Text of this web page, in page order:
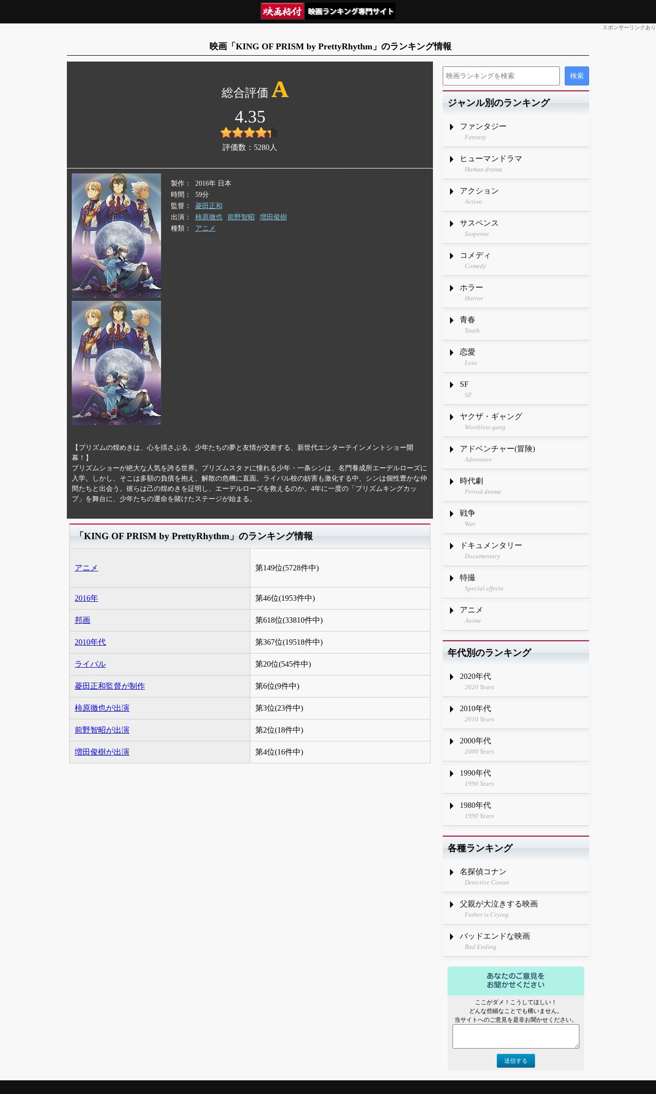
スポンサーリンクあり
映画「KING OF PRISM by PrettyRhythm」のランキング情報
A
4.35
評価数： 5280 人
製作
2016年 日本
時間
59分
監督
菱田正和
出演
柿原徹也 前野智昭
増田俊樹
種類
アニメ
【プリズムの煌めきは、心を揺さぶる。少年たちの夢と友情が交差する、新世代エンターテインメントショー開
幕！】
プリズムショーが絶大な人気を誇る世界。プリズムスタァに憧れる少年・一条シンは、名門養成所エーデルローズに
入学。しかし、そこは多額の負債を抱え、解散の危機に直面。ライバル校の妨害も激化する中、シンは個性豊かな仲
間たちと出会う。彼らは己の煌めきを証明し、エーデルローズを救えるのか。4年に一度の「プリズムキングカッ
プ」を舞台に、少年たちの運命を賭けたステージが始まる。
「KING OF PRISM by PrettyRhythm」のランキング情報
アニメ 第149位(5728件中)
2016年 第46位(1953件中)
邦画 第618位(33810件中)
2010年代 第367位(19518件中)
ライバル 第20位(545件中)
菱田正和監督が制作 第6位(9件中)
柿原徹也が出演 第3位(23件中)
前野智昭が出演 第2位(18件中)
増田俊樹が出演 第4位(16件中)
ジャンル別のランキング
ファンタジー
Fantasy
ヒューマンドラマ
Human drama
アクション
Action
サスペンス
Suspense
コメディ
Comedy
ホラー
Horror
青春
Youth
恋愛
Love
SF
SF
ヤクザ・ギャング
Worthless gang
アドベンチャー(冒険)
Adventure
時代劇
Period drama
戦争
War
ドキュメンタリー
Documentary
特撮
Special effects
アニメ
Anime
年代別のランキング
2020年代
2020 Years
2010年代
2010 Years
2000年代
2000 Years
1990年代
1990 Years
1980年代
1990 Years
各種ランキング
名探偵コナン
Detective Conan
父親が大泣きする映画
Father is Crying
バッドエンドな映画
Bad Ending
ここがダメ！こうしてほしい！
どんな些細なことでも構いません。
当サイトへのご意見を是非お聞かせください。
送信する